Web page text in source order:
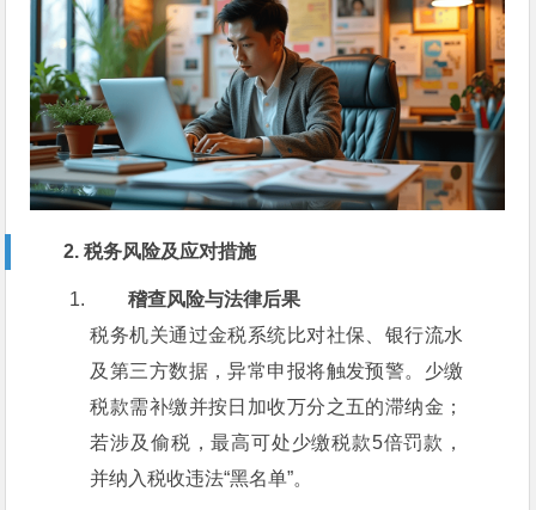
2. 税务风险及应对措施
稽查风险与法律后果
税务机关通过金税系统比对社保、银行流水
及第三方数据，异常申报将触发预警。少缴
税款需补缴并按日加收万分之五的滞纳金；
若涉及偷税，最高可处少缴税款5倍罚款，
并纳入税收违法“黑名单”。